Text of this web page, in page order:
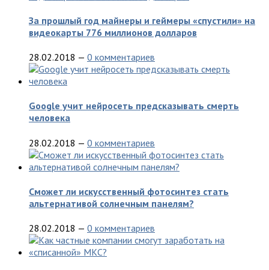
За прошлый год майнеры и геймеры «спустили» на
видеокарты 776 миллионов долларов
28.02.2018 — 0 комментариев
Google учит нейросеть предсказывать смерть
человека
28.02.2018 — 0 комментариев
Сможет ли искусственный фотосинтез стать
альтернативой солнечным панелям?
28.02.2018 — 0 комментариев